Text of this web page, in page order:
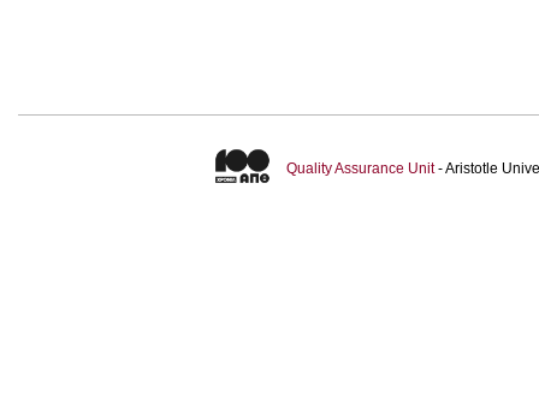
Quality Assurance Unit- Aristotle